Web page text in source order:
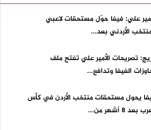
علي: فيفا حوّل مستحقات لاعبي
الأردني بعد...
تصريحات الأمير علي تفتح ملف
الفيفا وتدافع...
يحول مستحقات منتخب الأردن في كأس
بعد 8 أشهر من...